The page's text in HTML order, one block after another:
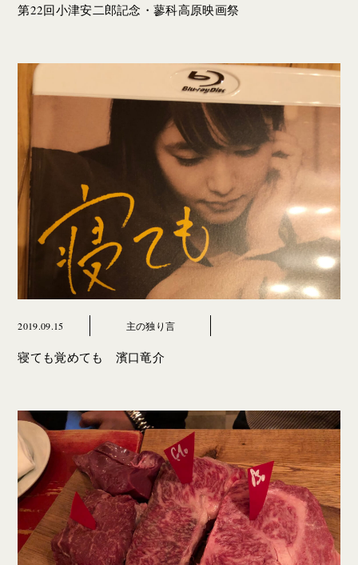
第22回小津安二郎記念・蓼科高原映画祭
2019.09.15 主の独り言
寝ても覚めても 濱口竜介